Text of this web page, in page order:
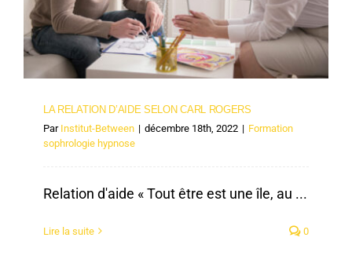
LA RELATION D’AIDE SELON CARL ROGERS
Par Institut-Between | décembre 18th, 2022 | Formation
sophrologie hypnose
Relation d'aide « Tout être est une île, au ...
Lire la suite 0